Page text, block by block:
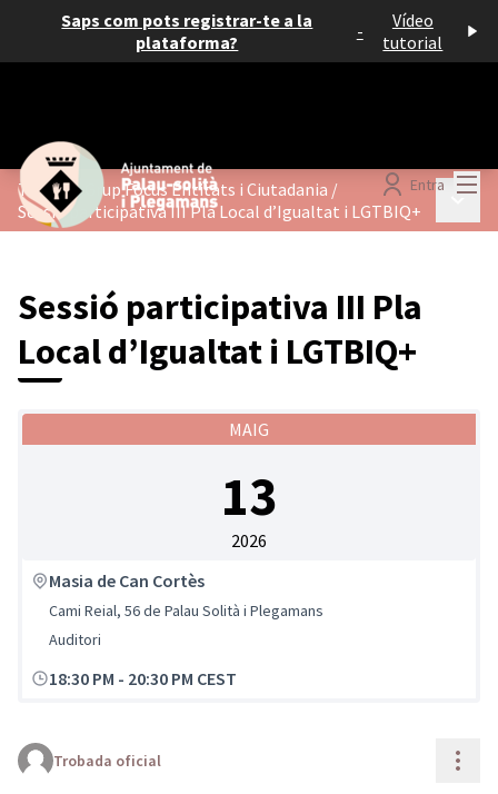
Saps com pots registrar-te a la
plataforma?
-
Vídeo
tutorial
Entra
Trobada Grup Focus Entitats i Ciutadania /
Sessió participativa III Pla Local d’Igualtat i LGTBIQ+
Sessió participativa III Pla
Local d’Igualtat i LGTBIQ+
MAIG
13
2026
Masia de Can Cortès
Cami Reial, 56 de Palau Solità i Plegamans
Auditori
18:30 PM - 20:30 PM CEST
Trobada oficial